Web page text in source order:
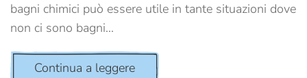
bagni chimici può essere utile in tante situazioni dove
non ci sono bagni...
Continua a leggere